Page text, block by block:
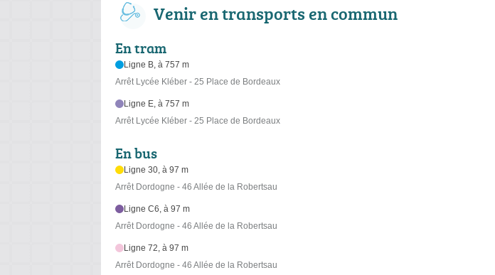
Venir en transports en commun
En tram
Ligne B, à 757 m
Arrêt Lycée Kléber - 25 Place de Bordeaux
Ligne E, à 757 m
Arrêt Lycée Kléber - 25 Place de Bordeaux
En bus
Ligne 30, à 97 m
Arrêt Dordogne - 46 Allée de la Robertsau
Ligne C6, à 97 m
Arrêt Dordogne - 46 Allée de la Robertsau
Ligne 72, à 97 m
Arrêt Dordogne - 46 Allée de la Robertsau